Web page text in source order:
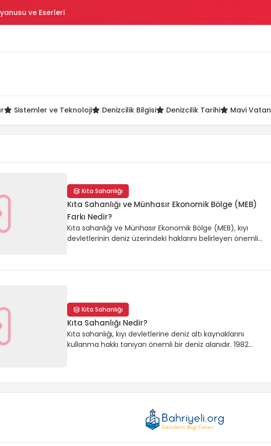
ve Eserleri
Seferleri ve Ölümü
ve Ölümü
Sistemler ve Teknoloji Denizcilik Bilgisi Denizcilik Tarihi Mavi Vatan
Kıta Sahanlığı
Kıta Sahanlığı ve Münhasır Ekonomik Bölge (MEB)
Farkı Nedir?
Kıta sahanlığı ve Münhasır Ekonomik Bölge (MEB), kıyı
devletlerinin deniz üzerindeki haklarını belirleyen önemli
kütlesini kapsar. MEB, 200 deniz mili genişliğinde olup,
iki kavram, 1982 Birleşmiş Milletler Deniz Hukuku Sözleşmesi
ile düzenlenmiştir.
Kıta Sahanlığı
Kıta Sahanlığı Nedir?
Kıta sahanlığı, kıyı devletlerine deniz altı kaynaklarını
kullanma hakkı tanıyan önemli bir deniz alanıdır. 1982